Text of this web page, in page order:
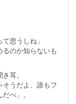
思うしね」
るのか知らないも
耳。
うだよ、誰もフ
べ」。